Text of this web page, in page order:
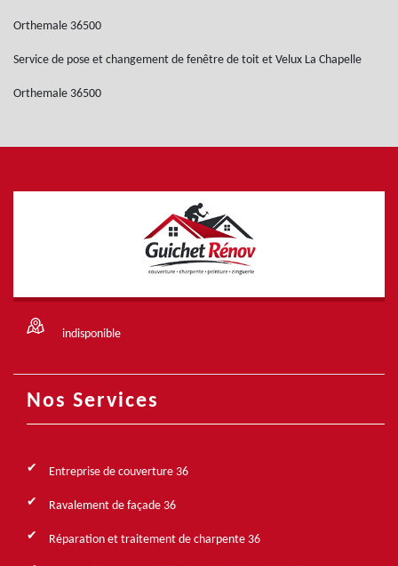
Orthemale 36500
Service de pose et changement de fenêtre de toit et Velux La Chapelle
Orthemale 36500
indisponible
Nos Services
Entreprise de couverture 36
Ravalement de façade 36
Réparation et traitement de charpente 36